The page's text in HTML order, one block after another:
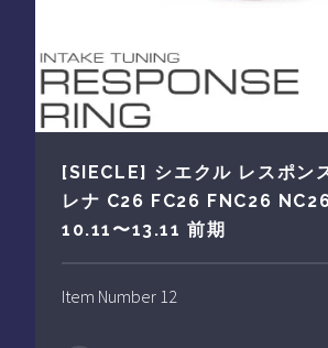
[SIECLE] シエクル レスポン
レナ C26 FC26 FNC26
10.11〜13.11 前期
Item Number 12